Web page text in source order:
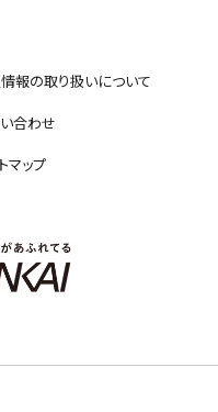
報の取り扱いについて
合わせ
マップ